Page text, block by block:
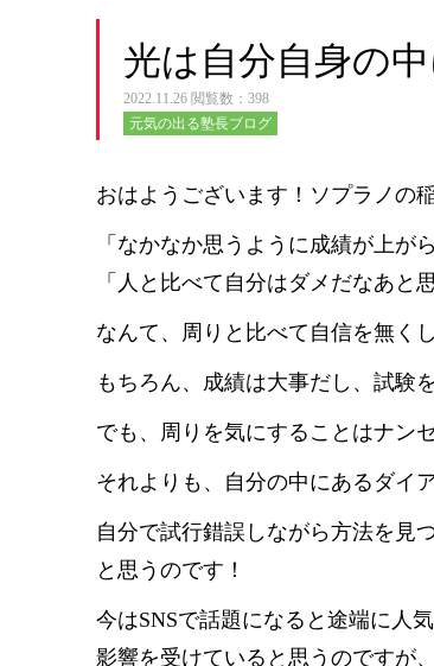
光は自分自身の
2022.11.26 閲覧数：398
元気の出る塾長ブログ
おはようございます！ソプラノの
「なかなか思うように成績が上が
「人と比べて自分はダメだなあと思
なんて、周りと比べて自信を無く
もちろん、成績は大事だし、試験
でも、周りを気にすることはナン
それよりも、自分の中にあるダイ
自分で試行錯誤しながら方法を見
と思うのです！
今はSNSで話題になると途端に人
影響を受けていると思うのですが、